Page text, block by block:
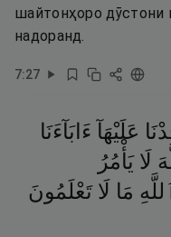
шайтонҳоро дӯстони
надоранд.
7:27
عَلَيْهَآ ءَابَآءَنَا
لَا يَأْمُرُ
مَا لَا تَعْلَمُونَ